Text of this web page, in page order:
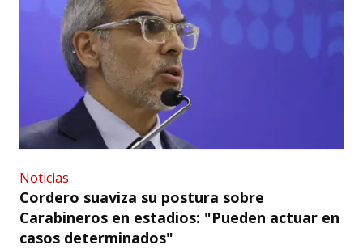
Noticias
Cordero suaviza su postura sobre
Carabineros en estadios: "Pueden actuar en
casos determinados"